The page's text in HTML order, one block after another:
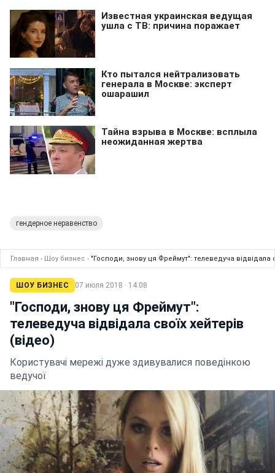
гендерное неравенство
Главная › Шоу бизнес › "Господи, знову ця Фреймут": телеведуча відвідала
ШОУ БИЗНЕС 07 июля 2018 · 14:08
"Господи, знову ця Фреймут":
телеведуча відвідала своїх хейтерів
(відео)
Користувачі мережі дуже здивувалися поведінкою
ведучої